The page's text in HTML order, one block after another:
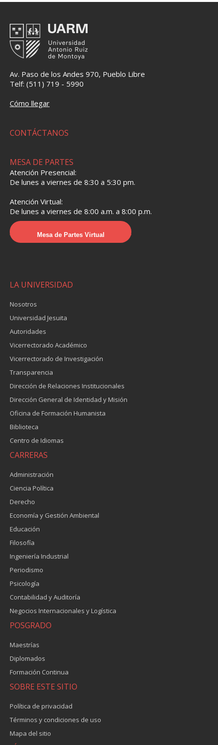
Av. Paso de los Andes 970, Pueblo Libre
Telf: (511) 719 - 5990
Cómo llegar
CONTÁCTANOS
MESA DE PARTES
Atención Presencial:
De lunes a viernes de 8:30 a 5:30 pm.
Atención Virtual:
De lunes a viernes de 8:00 a.m. a 8:00 p.m.
Mesa de Partes Virtual
LA UNIVERSIDAD
Nosotros
Universidad Jesuita
Autoridades
Vicerrectorado Académico
Vicerrectorado de Investigación
Transparencia
Dirección de Relaciones Institucionales
Dirección General de Identidad y Misión
Oficina de Formación Humanista
Biblioteca
Centro de Idiomas
CARRERAS
Administración
Ciencia Política
Derecho
Economía y Gestión Ambiental
Educación
Filosofía
Ingeniería Industrial
Periodismo
Psicología
Contabilidad y Auditoría
Negocios Internacionales y Logística
POSGRADO
Maestrías
Diplomados
Formación Continua
SOBRE ESTE SITIO
Política de privacidad
Términos y condiciones de uso
Mapa del sitio